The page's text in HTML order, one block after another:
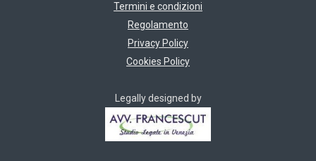
Termini e condizioni
Regolamento
Privacy Policy
Cookies Policy
Legally designed by